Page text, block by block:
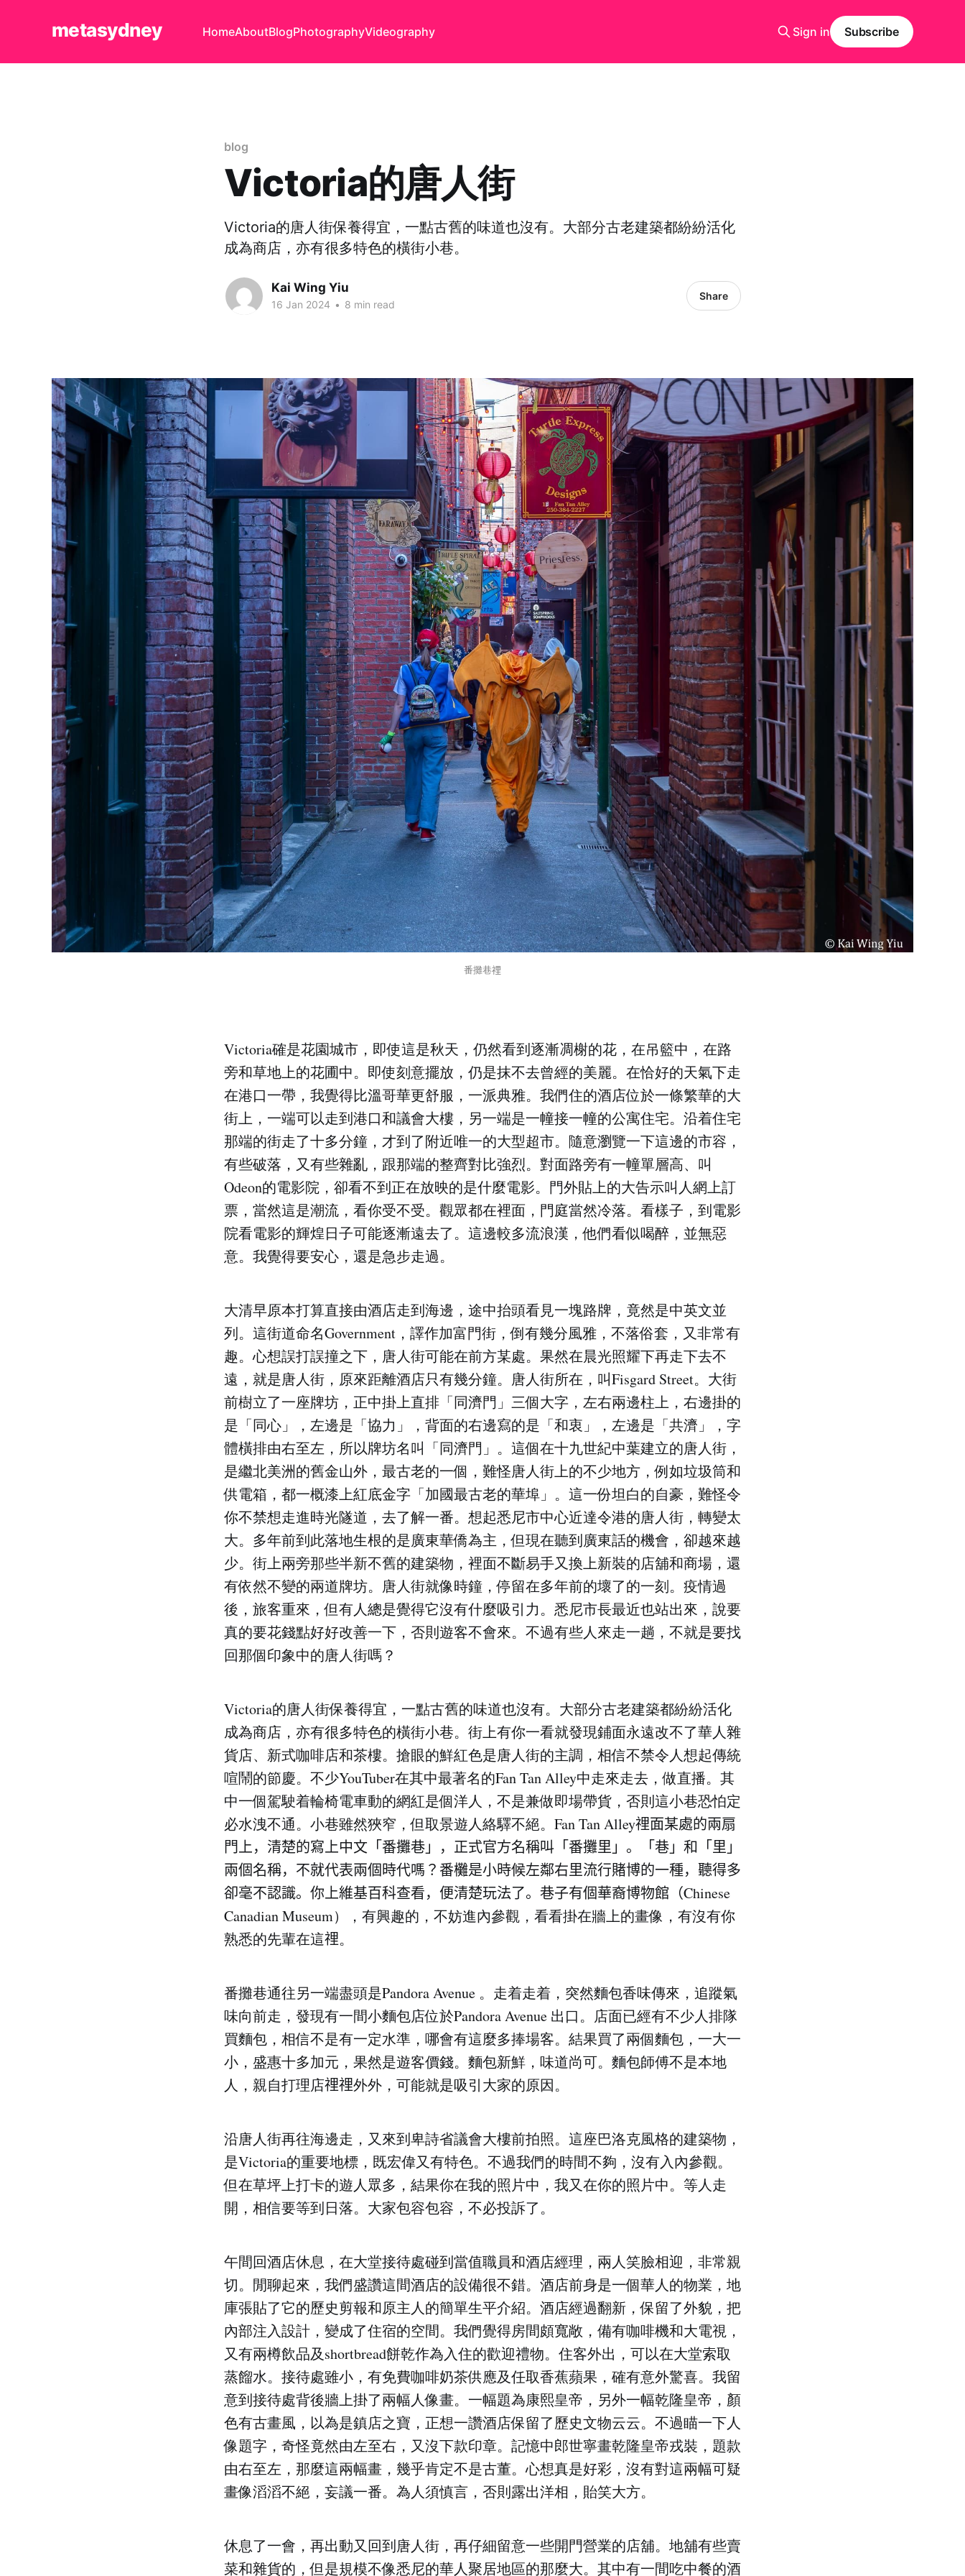
metasydney HomeAboutBlogPhotographyVideography Sign in Subscribe
blog
Victoria的唐人街
Victoria的唐人街保養得宜，一點古舊的味道也沒有。大部分古老建築都紛紛活化
成為商店，亦有很多特色的橫街小巷。
Kai Wing Yiu
16 Jan 2024 • 8 min read
Share
番攤巷𥚃
Victoria確是花園城市，即使這是秋天，仍然看到逐漸凋榭的花，在吊籃中，在路
旁和草地上的花圃中。即使刻意擺放，仍是抹不去曾經的美麗。在恰好的天氣下走
在港口一帶，我覺得比溫哥華更舒服，一派典雅。我們住的酒店位於一條繁華的大
街上，一端可以走到港口和議會大樓，另一端是一幢接一幢的公寓住宅。沿着住宅
那端的街走了十多分鐘，才到了附近唯一的大型超市。隨意瀏覽一下這邊的市容，
有些破落，又有些雜亂，跟那端的整齊對比強烈。對面路旁有一幢單層高、叫
Odeon的電影院，卻看不到正在放映的是什麼電影。門外貼上的大告示叫人網上訂
票，當然這是潮流，看你受不受。觀眾都在裡面，門庭當然冷落。看樣子，到電影
院看電影的輝煌日子可能逐漸遠去了。這邊較多流浪漢，他們看似喝醉，並無惡
意。我覺得要安心，還是急步走過。
大清早原本打算直接由酒店走到海邊，途中抬頭看見一塊路牌，竟然是中英文並
列。這街道命名Government，譯作加富門街，倒有幾分風雅，不落俗套，又非常有
趣。心想誤打誤撞之下，唐人街可能在前方某處。果然在晨光照耀下再走下去不
遠，就是唐人街，原來距離酒店只有幾分鐘。唐人街所在，叫Fisgard Street。大街
前樹立了一座牌坊，正中掛上直排「同濟門」三個大字，左右兩邊柱上，右邊掛的
是「同心」，左邊是「協力」，背面的右邊寫的是「和衷」，左邊是「共濟」，字
體橫排由右至左，所以牌坊名叫「同濟門」。這個在十九世紀中葉建立的唐人街，
是繼北美洲的舊金山外，最古老的一個，難怪唐人街上的不少地方，例如垃圾筒和
供電箱，都一概漆上紅底金字「加國最古老的華埠」。這一份坦白的自豪，難怪令
你不禁想走進時光隧道，去了解一番。想起悉尼市中心近達令港的唐人街，轉變太
大。多年前到此落地生根的是廣東華僑為主，但現在聽到廣東話的機會，卻越來越
少。街上兩旁那些半新不舊的建築物，裡面不斷易手又換上新裝的店舖和商場，還
有依然不變的兩道牌坊。唐人街就像時鐘，停留在多年前的壞了的一刻。疫情過
後，旅客重來，但有人總是覺得它沒有什麼吸引力。悉尼市長最近也站出來，說要
真的要花錢點好好改善一下，否則遊客不會來。不過有些人來走一趟，不就是要找
回那個印象中的唐人街嗎？
Victoria的唐人街保養得宜，一點古舊的味道也沒有。大部分古老建築都紛紛活化
成為商店，亦有很多特色的橫街小巷。街上有你一看就發現鋪面永遠改不了華人雜
貨店、新式咖啡店和茶樓。搶眼的鮮紅色是唐人街的主調，相信不禁令人想起傳統
喧鬧的節慶。不少YouTuber在其中最著名的Fan Tan Alley中走來走去，做直播。其
中一個駕駛着輪椅電車動的網紅是個洋人，不是兼做即場帶貨，否則這小巷恐怕定
必水洩不通。小巷雖然狹窄，但取景遊人絡驛不絕。Fan Tan Alley𥚃面某處的兩扇
門上，清楚的寫上中文「番攤巷」，正式官方名稱叫「番攤里」。「巷」和「里」
兩個名稱，不就代表兩個時代嗎？番㰙是小時候左鄰右里流行賭博的一種，聽得多
卻毫不認識。你上維基百科查看，便清楚玩法了。巷子有個華裔博物館（Chinese
Canadian Museum），有興趣的，不妨進內參觀，看看掛在牆上的畫像，有沒有你
熟悉的先輩在這𥚃。
番攤巷通往另一端盡頭是Pandora Avenue 。走着走着，突然麵包香味傳來，追蹤氣
味向前走，發現有一間小麵包店位於Pandora Avenue 出口。店面已經有不少人排隊
買麵包，相信不是有一定水準，哪會有這麼多捧場客。結果買了兩個麵包，一大一
小，盛惠十多加元，果然是遊客價錢。麵包新鮮，味道尚可。麵包師傅不是本地
人，親自打理店𥚃𥚃外外，可能就是吸引大家的原因。
沿唐人街再往海邊走，又來到卑詩省議會大樓前拍照。這座巴洛克風格的建築物，
是Victoria的重要地標，既宏偉又有特色。不過我們的時間不夠，沒有入內參觀。
但在草坪上打卡的遊人眾多，結果你在我的照片中，我又在你的照片中。等人走
開，相信要等到日落。大家包容包容，不必投訴了。
午間回酒店休息，在大堂接待處碰到當值職員和酒店經理，兩人笑臉相迎，非常親
切。閒聊起來，我們盛讚這間酒店的設備很不錯。酒店前身是一個華人的物業，地
庫張貼了它的歷史剪報和原主人的簡單生平介紹。酒店經過翻新，保留了外貌，把
內部注入設計，變成了住宿的空間。我們覺得房間頗寬敞，備有咖啡機和大電視，
又有兩樽飲品及shortbread餅乾作為入住的歡迎禮物。住客外出，可以在大堂索取
蒸餾水。接待處雖小，有免費咖啡奶茶供應及任取香蕉蘋果，確有意外驚喜。我留
意到接待處背後牆上掛了兩幅人像畫。一幅題為康熙皇帝，另外一幅乾隆皇帝，顏
色有古畫風，以為是鎮店之寶，正想一讚酒店保留了歷史文物云云。不過瞄一下人
像題字，奇怪竟然由左至右，又沒下款印章。記憶中郎世寧畫乾隆皇帝戎裝，題款
由右至左，那麼這兩幅畫，幾乎肯定不是古董。心想真是好彩，沒有對這兩幅可疑
畫像滔滔不絕，妄議一番。為人須慎言，否則露出洋相，貽笑大方。
休息了一會，再出動又回到唐人街，再仔細留意一些開門營業的店舖。地舖有些賣
菜和雜貨的，但是規模不像悉尼的華人聚居地區的那麼大。其中有一間吃中餐的酒